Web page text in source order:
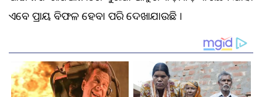
ଏବେ ପ୍ରାୟ ବିଫଳ ହେବା ପରି ଦେଖାଯାଉଛି ।